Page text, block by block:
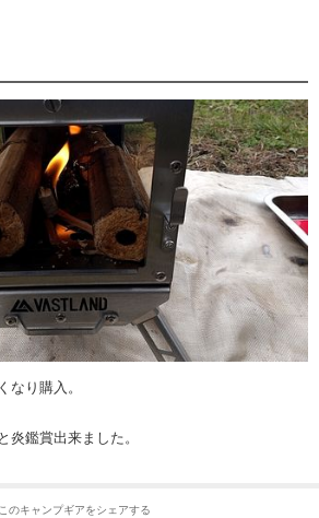
なり購入。
炎鑑賞出来ました。
このキャンプギアをシェアする